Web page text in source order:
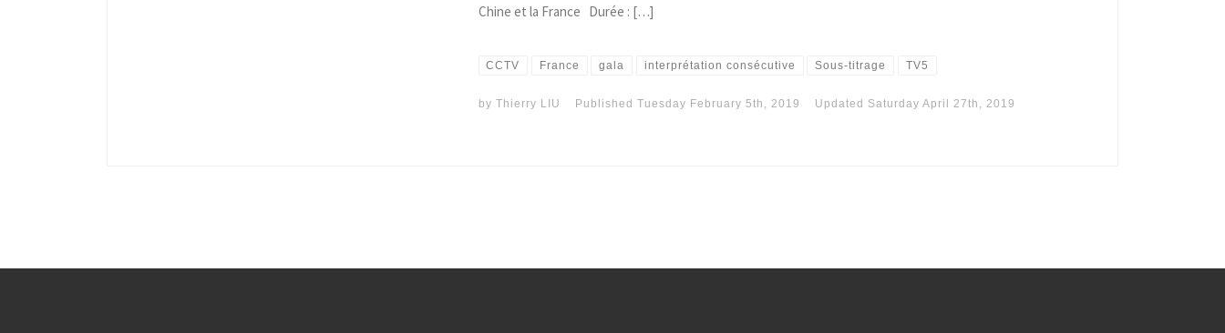
Chine et la France Durée : […]
CCTV France gala interprétation consécutive Sous-titrage TV5
by Thierry LIU Published Tuesday February 5th, 2019 Updated Saturday April 27th, 2019